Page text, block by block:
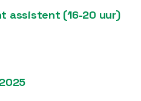
assistent (16-20 uur)